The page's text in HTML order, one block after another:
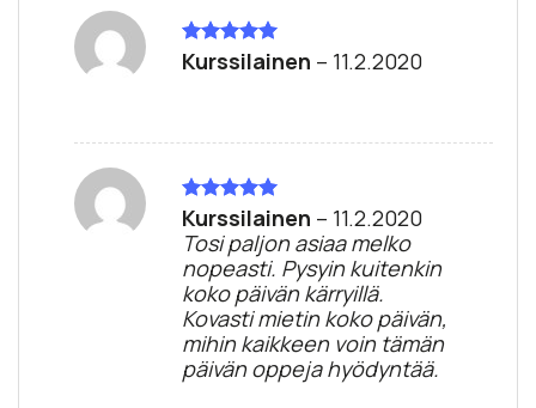
Arvostelu
Kurssilainen – 11.2.2020
Arvostelu
tuotteesta:
/ 5
Kurssilainen – 11.2.2020
Tosi paljon asiaa melko
nopeasti. Pysyin kuitenkin
koko päivän kärryillä.
Kovasti mietin koko päivän,
mihin kaikkeen voin tämän
päivän oppeja hyödyntää.